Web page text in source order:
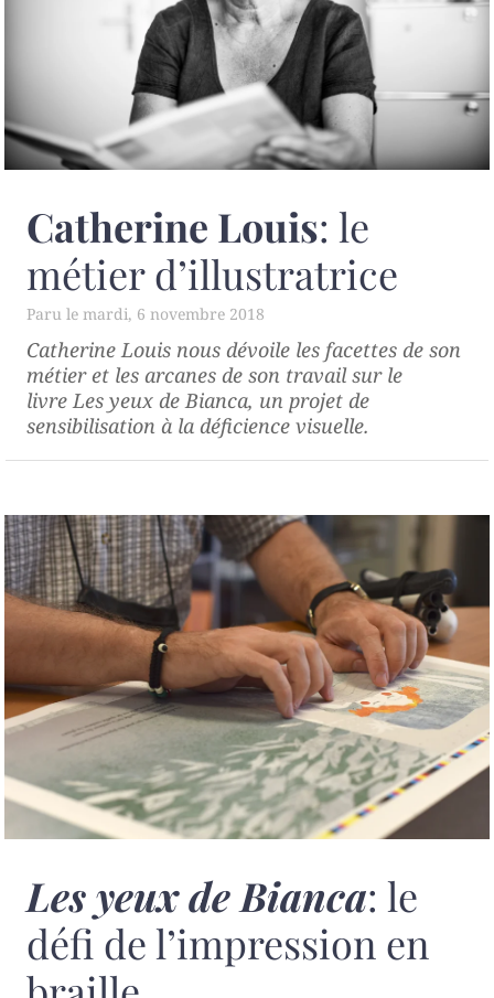
Catherine Louis: le
métier d’illustratrice
mardi, 6 novembre 2018
Catherine Louis nous dévoile les facettes de son
métier et les arcanes de son travail sur le
livreLes yeux de Bianca, un projet de
sensibilisation à la déficience visuelle.
Les yeux de Bianca: le
défi de l’impression en